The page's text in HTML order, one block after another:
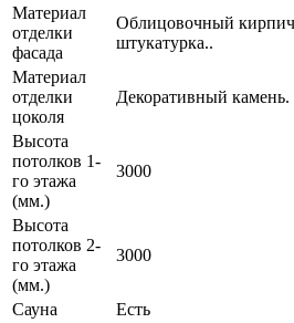
Материал
отделки
фасада
Облицовочный
штукатурка..
Материал
отделки
цоколя
Декоративный камень.
Высота
потолков 1-
го этажа
(мм.)
3000
Высота
потолков 2-
го этажа
(мм.)
3000
Сауна Есть